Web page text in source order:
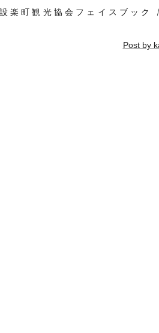
楽町観光協会フェイスブック
Post by